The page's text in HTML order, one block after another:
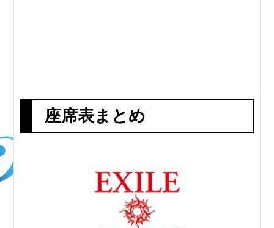
座席表まとめ